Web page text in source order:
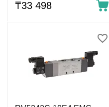
₸33 498